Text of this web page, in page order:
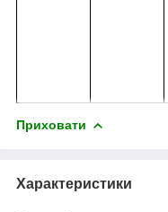
Приховати
Характеристики